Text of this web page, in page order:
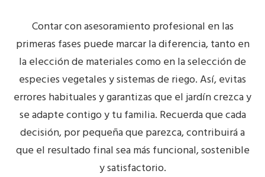
Contar conasesoramiento profesional en las
primeras fases puede marcar la diferencia, tanto en
laelección de materialescomo en la selección de
especies vegetalesy sistemas de riego. Así, evitas
errores habituales y garantizas que el jardín crezca y
se adapte contigo y tu familia. Recuerda que cada
decisión, por pequeña que parezca, contribuirá a
que el resultado final sea más funcional, sostenible
y satisfactorio.